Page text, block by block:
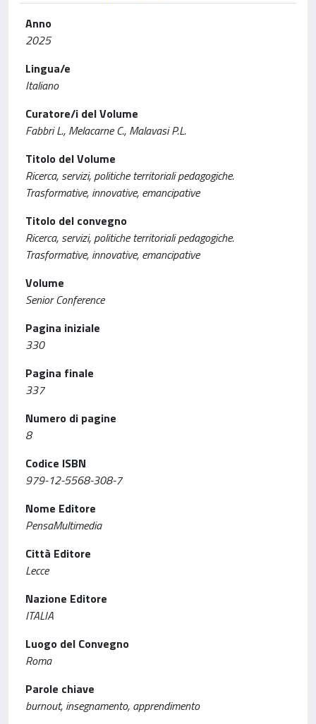
Anno
2025
Lingua/e
Italiano
Curatore/i del Volume
Fabbri L., Melacarne C., Malavasi P.L.
Titolo del Volume
Ricerca, servizi, politiche territoriali pedagogiche.
Trasformative, innovative, emancipative
Titolo del convegno
Ricerca, servizi, politiche territoriali pedagogiche.
Trasformative, innovative, emancipative
Volume
Senior Conference
Pagina iniziale
330
Pagina finale
337
Numero di pagine
8
Codice ISBN
979-12-5568-308-7
Nome Editore
PensaMultimedia
Città Editore
Lecce
Nazione Editore
ITALIA
Luogo del Convegno
Roma
Parole chiave
burnout, insegnamento, apprendimento